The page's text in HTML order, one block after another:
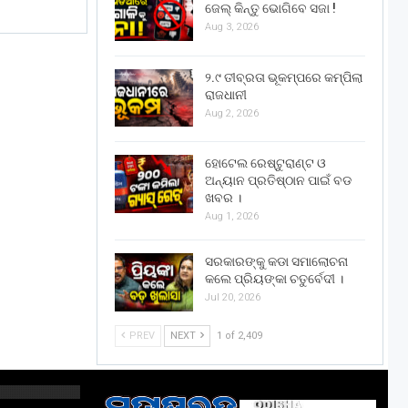
ଜେଲ୍ କିନ୍ତୁ ଭୋଗିବେ ସଜା !
Aug 3, 2026
୨.୯ ତୀବ୍ରତା ଭୂକମ୍ପରେ କମ୍ପିଲା
ରାଜଧାନୀ
Aug 2, 2026
ହୋଟେଲ ରେଷ୍ଟୁରାଣ୍ଟ ଓ
ଅନ୍ୟାନ ପ୍ରତିଷ୍ଠାନ ପାଇଁ ବଡ
ଖବର ।
Aug 1, 2026
ସରକାରଙ୍କୁ କଡା ସମାଲୋଚନା
କଲେ ପ୍ରିୟଙ୍କା ଚତୁର୍ବେଦୀ ।
Jul 20, 2026
PREV NEXT 1 of 2,409